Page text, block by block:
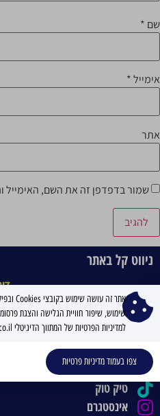
שם *
אימייל*
אתר
שמור בדפדפן זה את השם, האימייל
ניווט קל באתר
ניווט קל באתר
073-8014555
ואטסאפ
מייל
פייסבוק
טיק טוק
אינסטגרם
שימוש, שיפור חוויית הגלישה והצגת
למדיניות הפרטיות של המתווך הדיגיטלי digi-rl.co.il
צפו בעמוד מדיניות פרטיות